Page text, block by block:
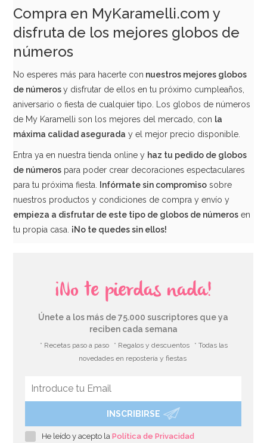
Globo Nº 2 Rosa 83 cm
5,90€
AÑADIR
Globo Foil Número 5 Azul Turquesa 1 Metro
Compra en MyKaramelli.com y
disfruta de los mejores globos de
números
No esperes más para hacerte con nuestros mejores globos
de númerosy disfrutar de ellos en tu próximo cumpleaños,
aniversario o fiesta de cualquier tipo. Los globos de números
de My Karamelli son los mejores del mercado, con la
máxima calidad asegurada y el mejor precio disponible.
Entra ya en nuestra tienda online y haz tu pedido de globos
de números para poder crear decoraciones espectaculares
para tu próxima fiesta.
Infórmate sin compromiso sobre
nuestros productos y condiciones de compra y envío y
empieza a disfrutar de este tipo de globos de números en
tu propia casa. ¡No te quedes sin ellos!
¡No te pierdas nada!
Únete a los más de 75.000 suscriptores que ya
reciben cada semana
* Recetas paso a paso * Regalos y descuentos
* Todas las
novedades en repostería y fiestas
INSCRIBIRSE
He leído y acepto laPolítica de Privacidad